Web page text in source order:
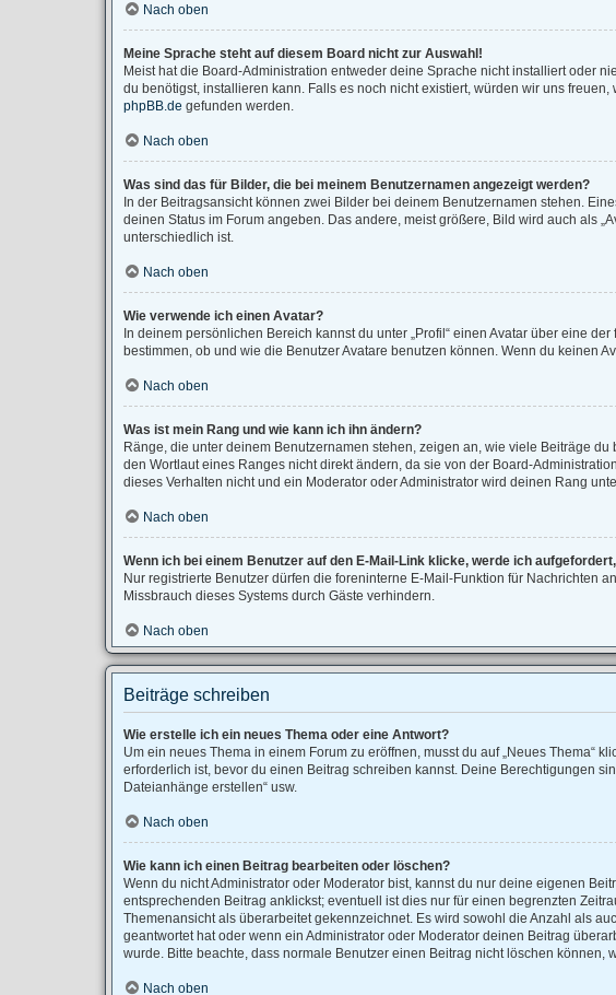
Nach oben
Meine Sprache steht auf diesem Board nicht zur Auswahl!
Meist hat die Board-Administration entweder deine Sprache nicht installiert oder
du benötigst, installieren kann. Falls es noch nicht existiert, würden wir uns
phpBB.de gefunden werden.
Nach oben
Was sind das für Bilder, die bei meinem Benutzernamen angezeigt werden?
In der Beitragsansicht können zwei Bilder bei deinem Benutzernamen stehen.
deinen Status im Forum angeben. Das andere, meist größere, Bild wird auch als
unterschiedlich ist.
Nach oben
Wie verwende ich einen Avatar?
In deinem persönlichen Bereich kannst du unter „Profil“ einen Avatar über eine
bestimmen, ob und wie die Benutzer Avatare benutzen können. Wenn du keinen
Nach oben
Was ist mein Rang und wie kann ich ihn ändern?
Ränge, die unter deinem Benutzernamen stehen, zeigen an, wie viele Beiträge
den Wortlaut eines Ranges nicht direkt ändern, da sie von der Board-
dieses Verhalten nicht und ein Moderator oder Administrator wird deinen Rang
Nach oben
Wenn ich bei einem Benutzer auf den E-Mail-Link klicke, werde ich
Nur registrierte Benutzer dürfen die foreninterne E-Mail-Funktion für Nachrichten
Missbrauch dieses Systems durch Gäste verhindern.
Nach oben
Beiträge schreiben
Wie erstelle ich ein neues Thema oder eine Antwort?
Um ein neues Thema in einem Forum zu eröffnen, musst du auf „Neues Thema“
erforderlich ist, bevor du einen Beitrag schreiben kannst. Deine Berechtigungen
Dateianhänge erstellen“ usw.
Nach oben
Wie kann ich einen Beitrag bearbeiten oder löschen?
Wenn du nicht Administrator oder Moderator bist, kannst du nur deine eigenen
entsprechenden Beitrag anklickst; eventuell ist dies nur für einen begrenzten
Themenansicht als überarbeitet gekennzeichnet. Es wird sowohl die Anzahl als
geantwortet hat oder wenn ein Administrator oder Moderator deinen Beitrag
wurde. Bitte beachte, dass normale Benutzer einen Beitrag nicht löschen können,
Nach oben